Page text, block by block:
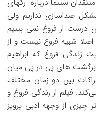
سینما درباره “رگهای
صداسازی نداریم ولی
درست از فروغ نمی بینیم
اصلا شبیه فروغ نیست و از
زندگی فروغ که ابراهیم
های پی در پی میان
بین دو زمان مختلف
فیلم از زندگی فروغ و
چیزی از وجهه ادبی پرویز